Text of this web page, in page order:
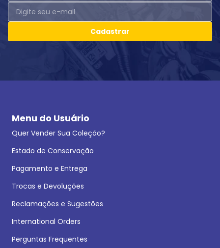
Cadastrar
Menu do Usuário
Quer Vender Sua Coleção?
Estado de Conservação
Pagamento e Entrega
Trocas e Devoluções
Reclamações e Sugestões
International Orders
Perguntas Frequentes